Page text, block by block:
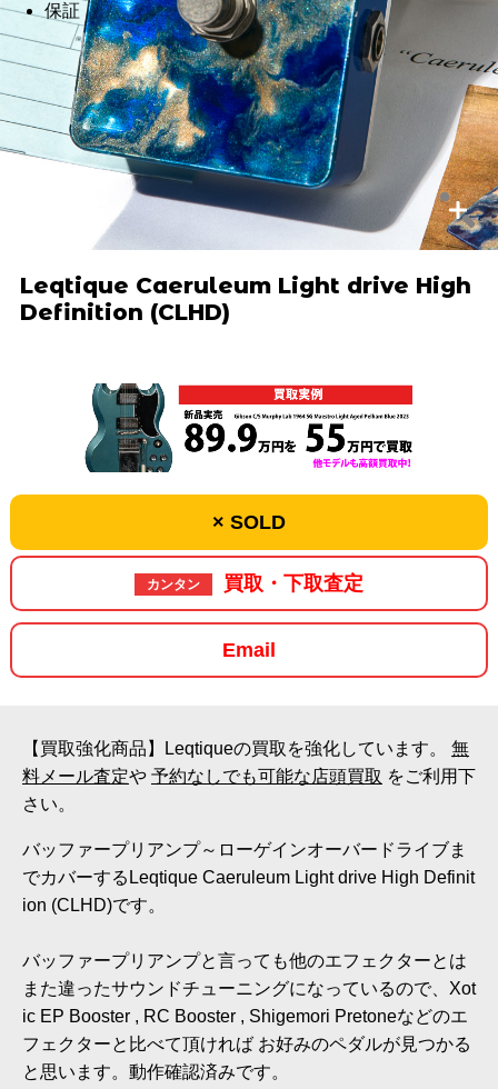
保証
Leqtique Caeruleum Light drive High
Definition (CLHD)
× SOLD
カンタン 買取・下取査定
Email
【買取強化商品】Leqtiqueの買取を強化しています。 無
料メール査定や 予約なしでも可能な店頭買取 をご利用下
さい。
バッファープリアンプ～ローゲインオーバードライブま
でカバーするLeqtique Caeruleum Light drive High Definit
ion (CLHD)です。
バッファープリアンプと言っても他のエフェクターとは
また違ったサウンドチューニングになっているので、Xot
ic EP Booster , RC Booster , Shigemori Pretoneなどのエ
フェクターと比べて頂ければ お好みのペダルが見つかる
と思います。動作確認済みです。